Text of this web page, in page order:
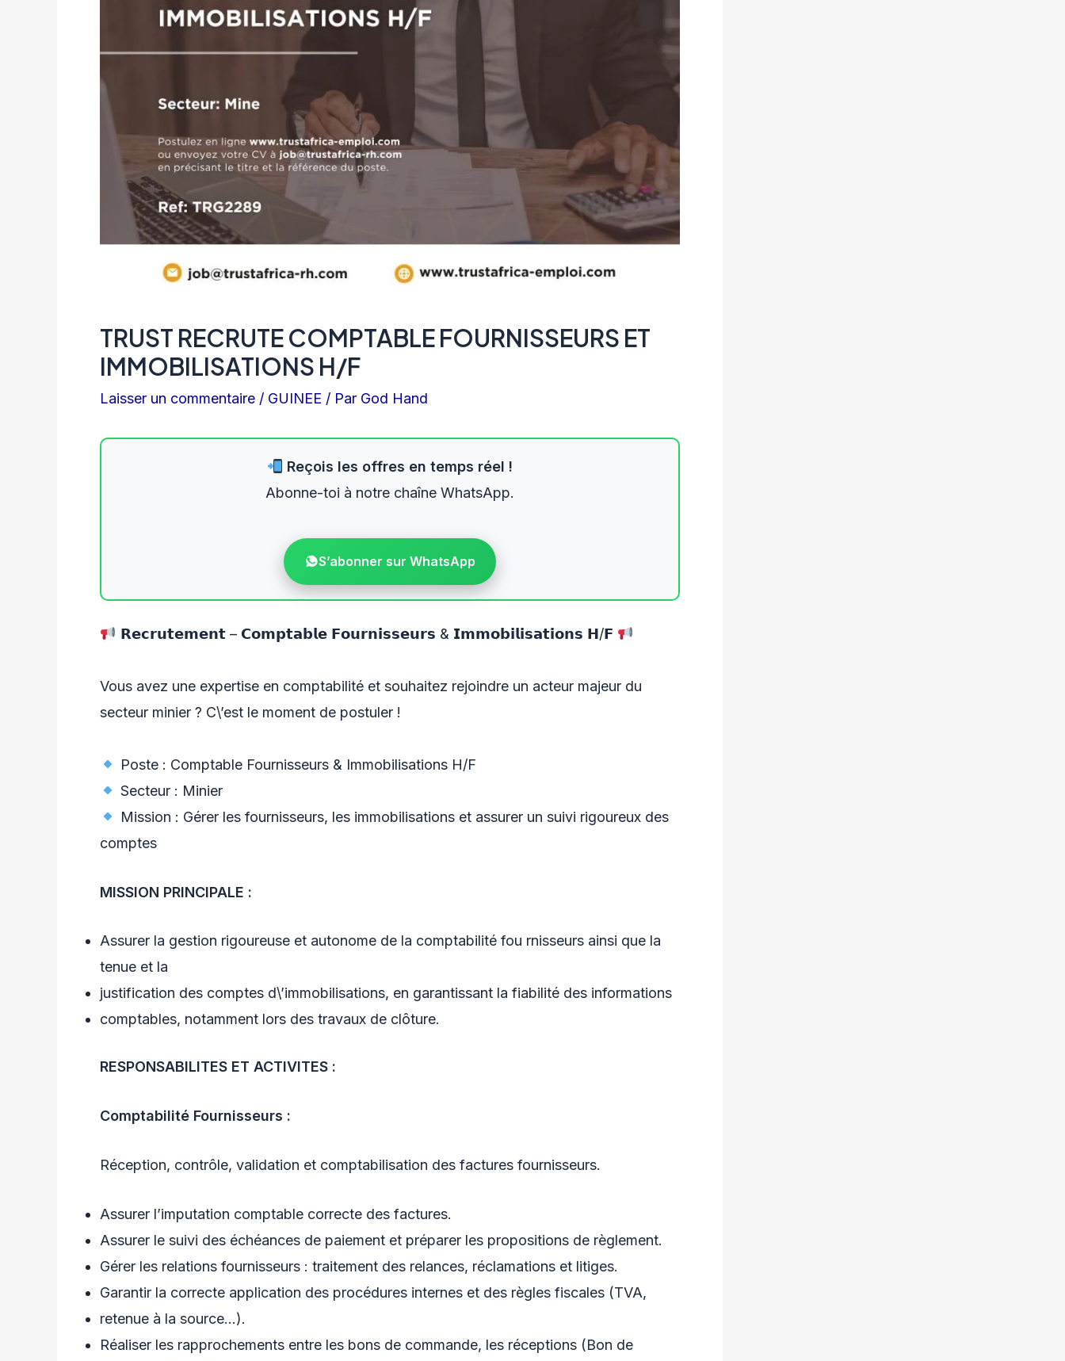
TRUST RECRUTE COMPTABLE FOURNISSEURS ET
IMMOBILISATIONS H/F
Laisser un commentaire / GUINEE / Par God Hand
Reçois les offres en temps réel !
Abonne-toi à notre chaîne WhatsApp.
S’abonner sur WhatsApp
𝗥𝗲𝗰𝗿𝘂𝘁𝗲𝗺𝗲𝗻𝘁 – 𝗖𝗼𝗺𝗽𝘁𝗮𝗯𝗹𝗲 𝗙𝗼𝘂𝗿𝗻𝗶𝘀𝘀𝗲𝘂𝗿𝘀 & 𝗜𝗺𝗺𝗼𝗯𝗶𝗹𝗶𝘀𝗮𝘁𝗶𝗼𝗻𝘀 𝗛/𝗙
Vous avez une expertise en comptabilité et souhaitez rejoindre un acteur majeur du
secteur minier ? C\’est le moment de postuler !
Poste : Comptable Fournisseurs & Immobilisations H/F
Secteur : Minier
Mission : Gérer les fournisseurs, les immobilisations et assurer un suivi rigoureux des
comptes
MISSION PRINCIPALE :
Assurer la gestion rigoureuse et autonome de la comptabilité fou rnisseurs ainsi que la
tenue et la
justification des comptes d\’immobilisations, en garantissant la fiabilité des informations
comptables, notamment lors des travaux de clôture.
RESPONSABILITES ET ACTIVITES :
Comptabilité Fournisseurs :
Réception, contrôle, validation et comptabilisation des factures fournisseurs.
Assurer l’imputation comptable correcte des factures.
Assurer le suivi des échéances de paiement et préparer les propositions de règlement.
Gérer les relations fournisseurs : traitement des relances, réclamations et litiges.
Garantir la correcte application des procédures internes et des règles fiscales (TVA,
retenue à la source…).
Réaliser les rapprochements entre les bons de commande, les réceptions (Bon de